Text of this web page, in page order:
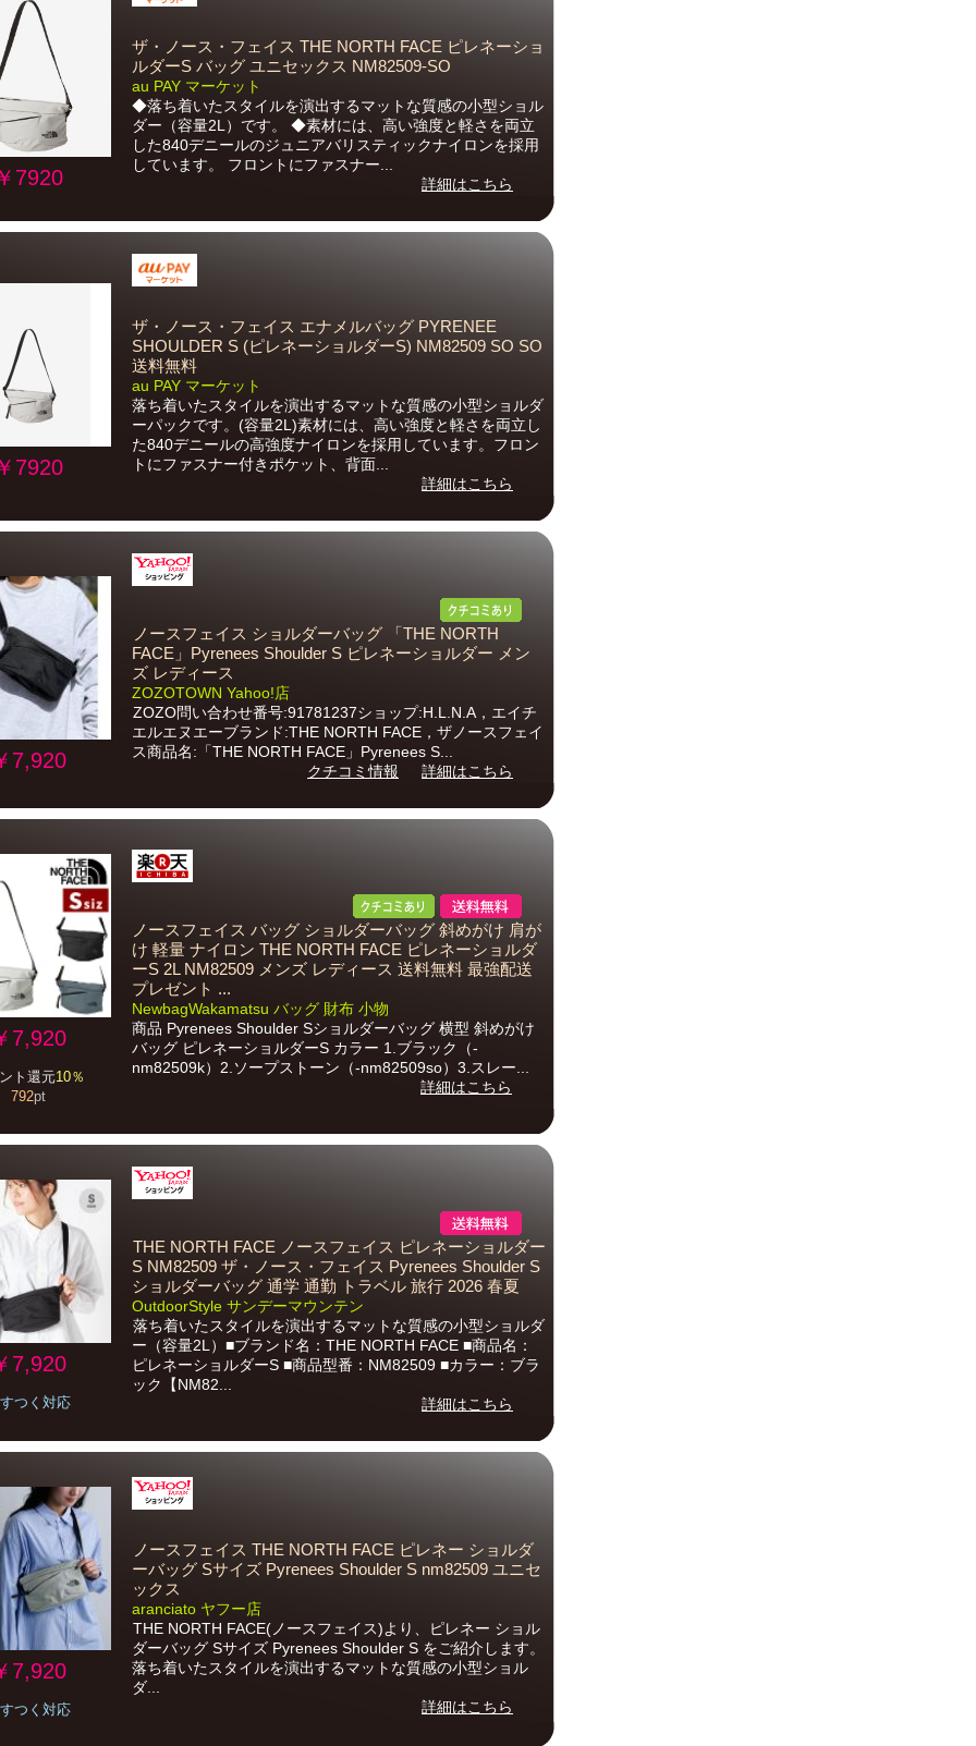
7920
ザ・ノース・フェイス THE NORTH FACE ピレネーショ
ルダーS バッグ ユニセックス NM82509-SO
au PAY マーケット
◆落ち着いたスタイルを演出するマットな質感の小型ショル
ダー（容量2L）です。 ◆素材には、高い強度と軽さを両立
した840デニールのジュニアバリスティックナイロンを採用
しています。 フロントにファスナー...
詳細はこちら
7920
ザ・ノース・フェイス エナメルバッグ PYRENEE
SHOULDER S (ピレネーショルダーS) NM82509 SO SO
送料無料
au PAY マーケット
落ち着いたスタイルを演出するマットな質感の小型ショルダ
ーパックです。(容量2L)素材には、高い強度と軽さを両立し
た840デニールの高強度ナイロンを採用しています。フロン
トにファスナー付きポケット、背面...
詳細はこちら
7,920
ノースフェイス ショルダーバッグ 「THE NORTH
FACE」Pyrenees Shoulder S ピレネーショルダー メン
ズ レディース
ZOZOTOWN Yahoo!店
ZOZO問い合わせ番号:91781237ショップ:H.L.N.A，エイチ
エルエヌエーブランド:THE NORTH FACE，ザノースフェイ
ス商品名:「THE NORTH FACE」Pyrenees S...
クチコミ情報
詳細はこちら
7,920
ト還元10％
792pt
ノースフェイス バッグ ショルダーバッグ 斜めがけ 肩が
け 軽量 ナイロン THE NORTH FACE ピレネーショルダ
ーS 2L NM82509 メンズ レディース 送料無料 最強配送
プレゼント ...
NewbagWakamatsu バッグ 財布 小物
商品 Pyrenees Shoulder Sショルダーバッグ 横型 斜めがけ
バッグ ピレネーショルダーS カラー 1.ブラック（-
nm82509k）2.ソープストーン（-nm82509so）3.スレー...
詳細はこちら
7,920
つく対応
THE NORTH FACE ノースフェイス ピレネーショルダー
S NM82509 ザ・ノース・フェイス Pyrenees Shoulder S
ショルダーバッグ 通学 通勤 トラベル 旅行 2026 春夏
OutdoorStyle サンデーマウンテン
落ち着いたスタイルを演出するマットな質感の小型ショルダ
ー（容量2L）■ブランド名：THE NORTH FACE ■商品名：
ピレネーショルダーS ■商品型番：NM82509 ■カラー：ブラ
ック【NM82...
詳細はこちら
7,920
つく対応
ノースフェイス THE NORTH FACE ピレネー ショルダ
ーバッグ Sサイズ Pyrenees Shoulder S nm82509 ユニセ
ックス
aranciato ヤフー店
THE NORTH FACE(ノースフェイス)より、ピレネー ショル
ダーバッグ Sサイズ Pyrenees Shoulder S をご紹介します。
落ち着いたスタイルを演出するマットな質感の小型ショル
ダ...
詳細はこちら